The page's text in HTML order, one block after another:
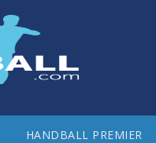
HANDBALL PREMIER